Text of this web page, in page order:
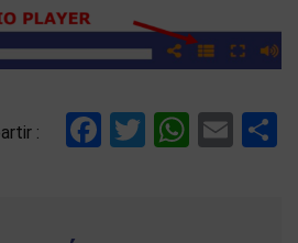
: Facebook
Twitter